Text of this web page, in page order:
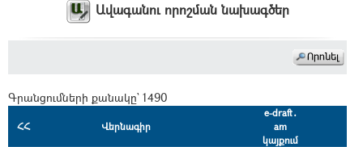
Ավագանու որոշման նախագծեր
Գրանցումների քանակը` 1490
ՀՀ Վերնագիր
e-draft․
am
կայքում